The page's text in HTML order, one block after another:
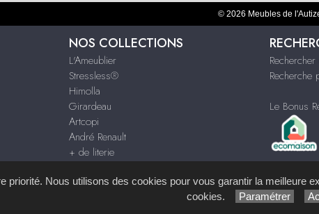
© 2026 Meubles de
NOS COLLECTIONS
L'Ameublier
Stressless®
Himolla
Girardeau
Artcopi
André Renault
+ de literie
Recherche
Le Bonus
Système de Gestion de Contenu (SGC)imagenia, créé
priorité. Nous utilisons des cookies pour vous garantir la meilleure
cookies.
Paramétrer